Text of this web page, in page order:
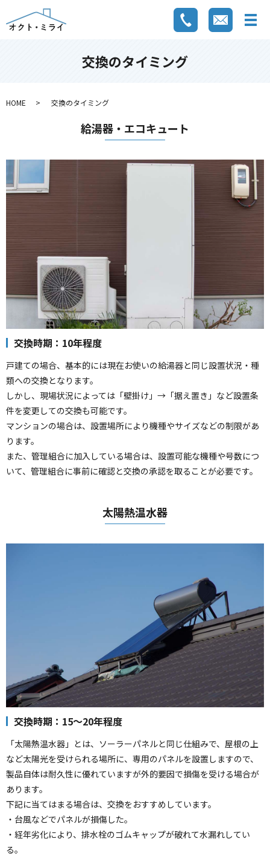
交換のタイミング
HOME 交換のタイミング
給湯器・エコキュート
交換時期：10年程度
戸建ての場合、基本的には現在お使いの給湯器と同じ設置状況・種
類への交換となります。
しかし、現場状況によっては「壁掛け」→「据え置き」など設置条
件を変更しての交換も可能です。
マンションの場合は、設置場所により機種やサイズなどの制限があ
ります。
また、管理組合に加入している場合は、設置可能な機種や号数につ
いて、管理組合に事前に確認と交換の承認を取ることが必要です。
太陽熱温水器
交換時期：15～20年程度
「太陽熱温水器」とは、ソーラーパネルと同じ仕組みで、屋根の上
など太陽光を受けられる場所に、専用のパネルを設置しますので、
製品自体は耐久性に優れていますが外的要因で損傷を受ける場合が
あります。
下記に当てはまる場合は、交換をおすすめしています。
・台風などでパネルが損傷した。
・経年劣化により、排水栓のゴムキャップが破れて水漏れしてい
る。